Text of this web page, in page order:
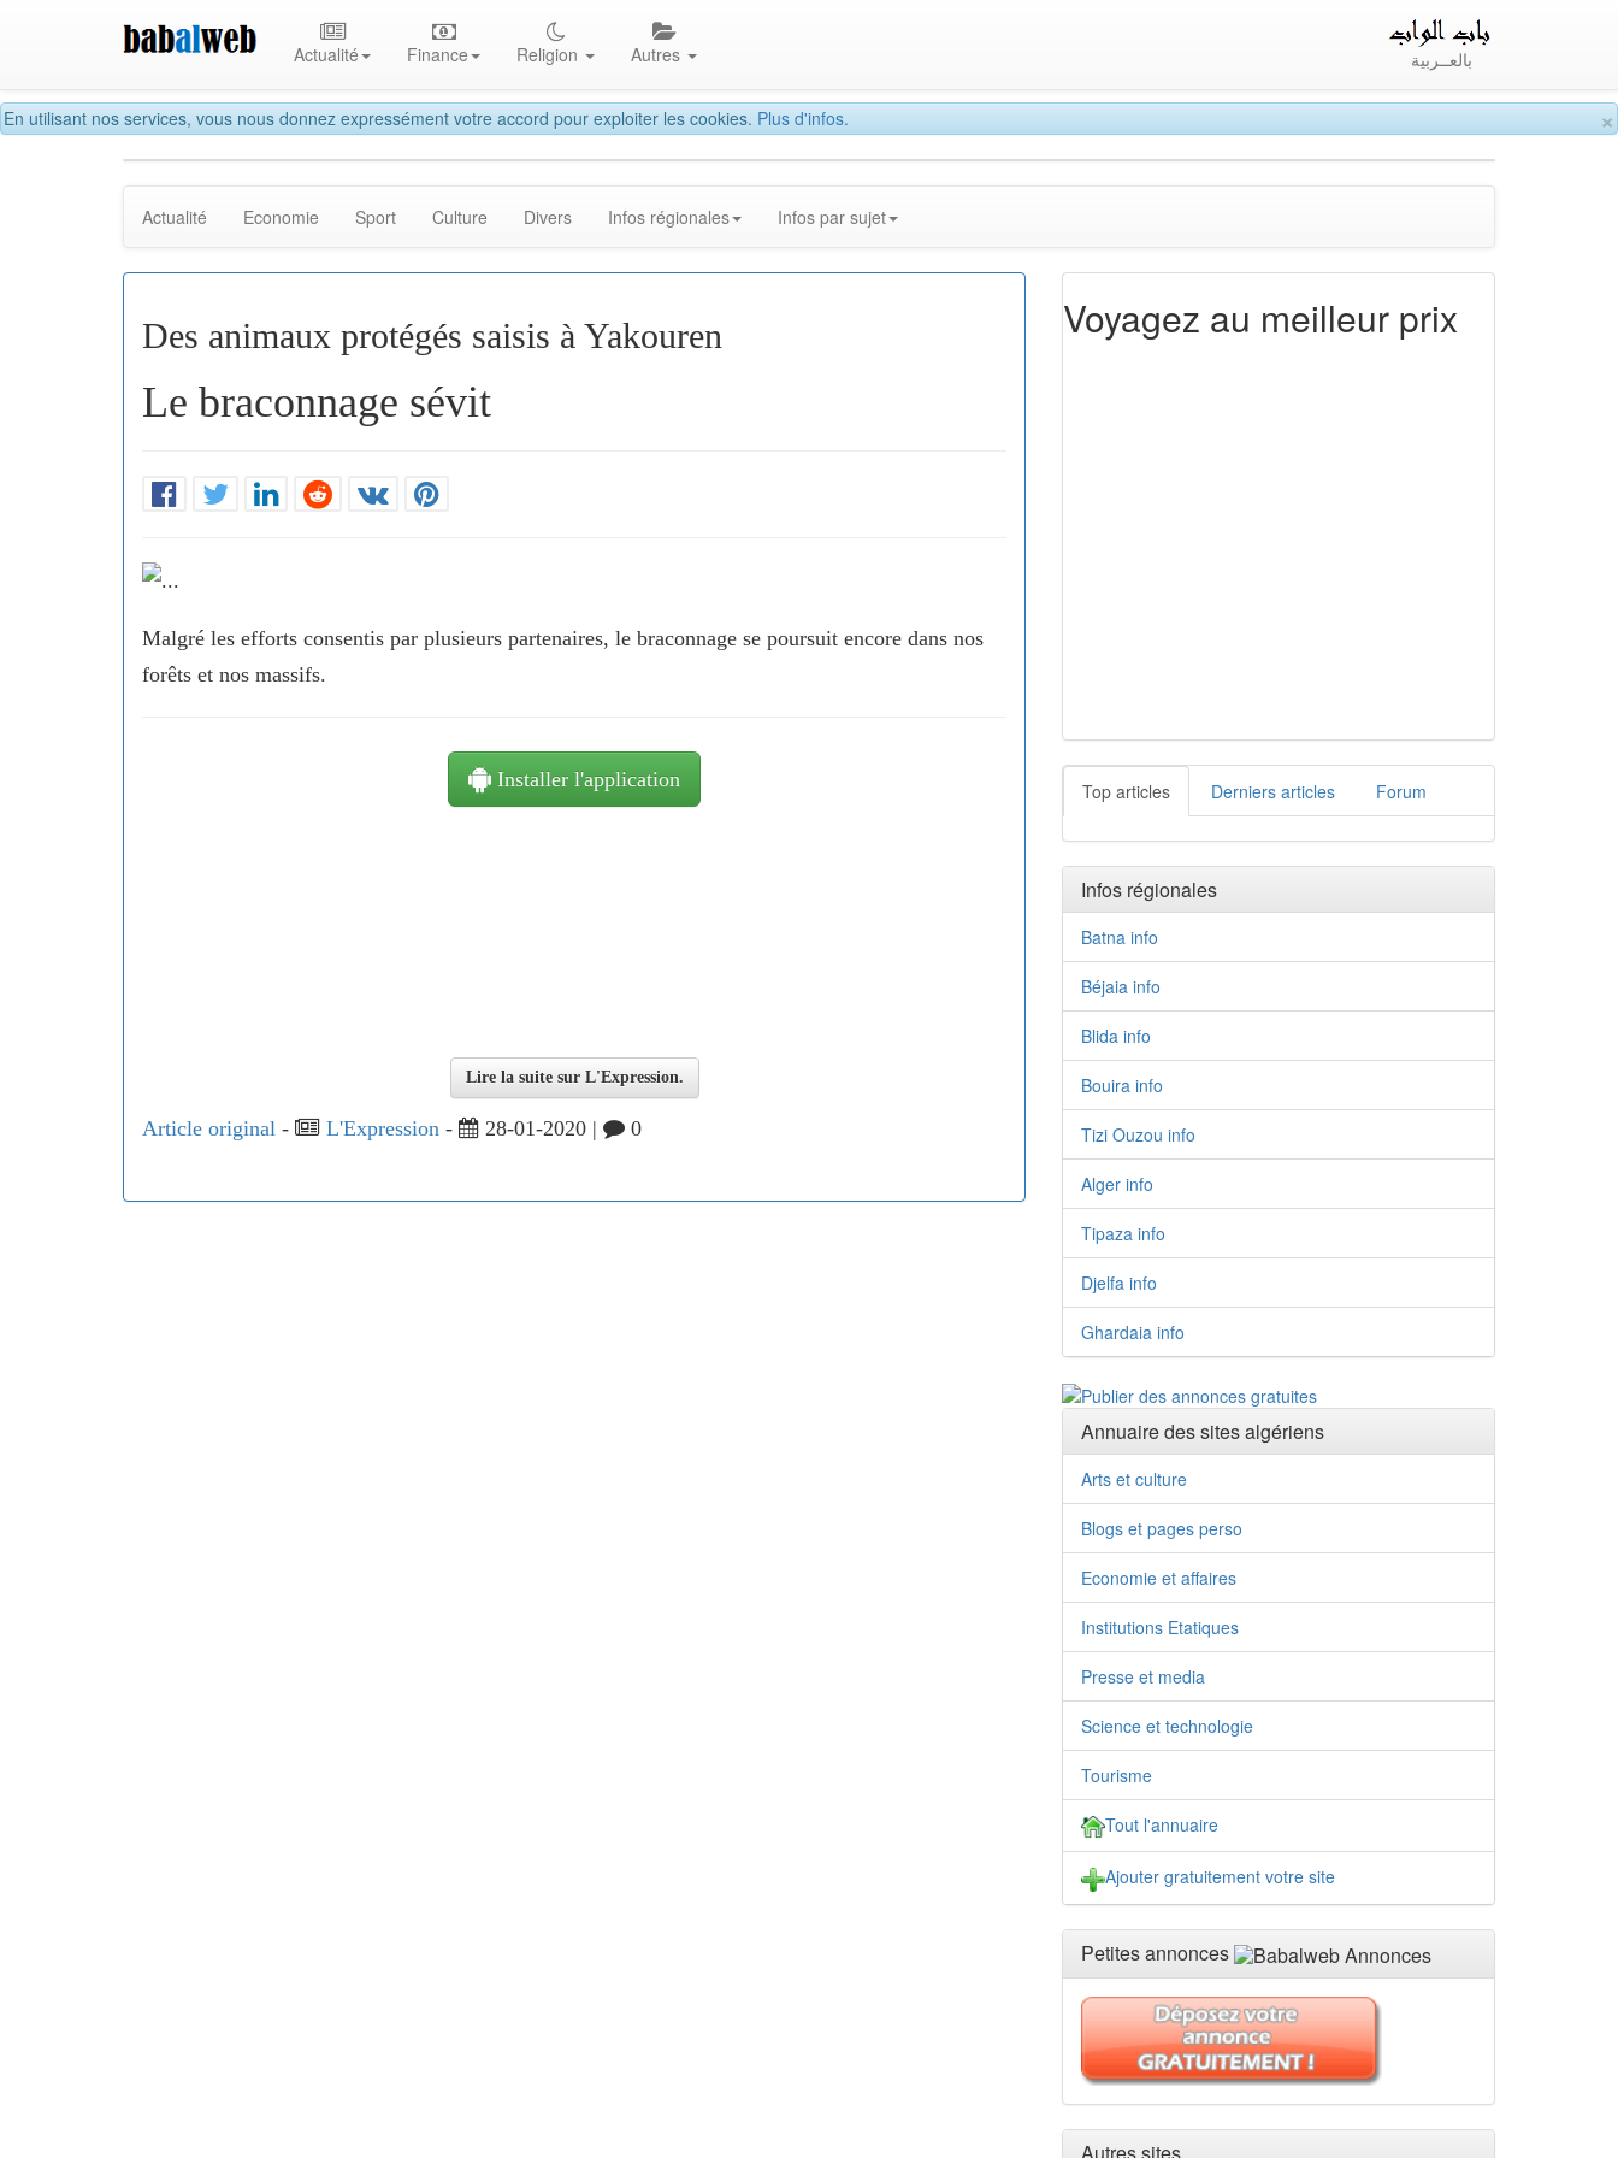
×
En utilisant nos services, vous nous donnez expressément votre accord pour exploiter les cookies. Plus d'infos.
Actualité Finance Religion Autres بالعــربية
Actualité Economie Sport Culture Divers Infos régionales Infos par sujet
Des animaux protégés saisis à Yakouren
Le braconnage sévit
Malgré les efforts consentis par plusieurs partenaires, le braconnage se poursuit encore dans nos
forêts et nos massifs.
Installer l'application
Lire la suite sur L'Expression.
Article original - L'Expression - 28-01-2020 | 0
Voyagez au meilleur prix
Top articles Derniers articles Forum
Infos régionales
Batna info
Béjaia info
Blida info
Bouira info
Tizi Ouzou info
Alger info
Tipaza info
Djelfa info
Ghardaia info
Annuaire des sites algériens
Arts et culture
Blogs et pages perso
Economie et affaires
Institutions Etatiques
Presse et media
Science et technologie
Tourisme
Tout l'annuaire
Ajouter gratuitement votre site
Petites annonces
Autres sites